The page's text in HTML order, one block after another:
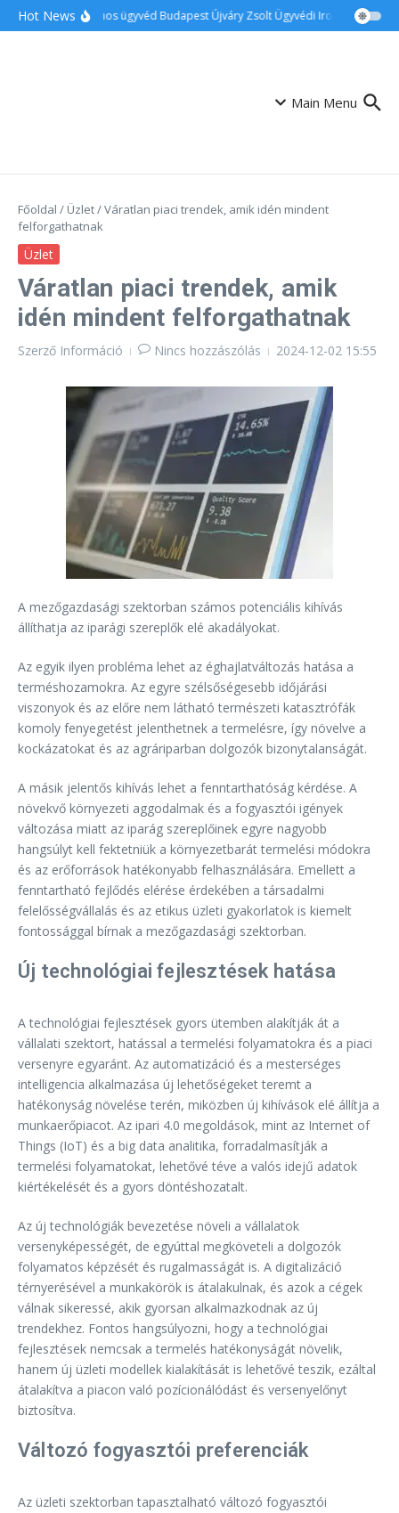
Ugrás a tartalomhoz
Hot NewsIngatlanos ügyvéd Budapest Újváry Zsolt Ügyvédi Iroda Családi
Main Menu
Főoldal / Üzlet/Váratlan piaci trendek, amik idén mindent
felforgathatnak
Üzlet
Váratlan piaci trendek, amik
idén mindent felforgathatnak
Szerző Információ Nincs hozzászólás 2024-12-02 15:55
A mezőgazdasági szektorban számos potenciális kihívás
állíthatja az iparági szereplők elé akadályokat.
Az egyik ilyen probléma lehet az éghajlatváltozás hatása a
terméshozamokra. Az egyre szélsőségesebb időjárási
viszonyok és az előre nem látható természeti katasztrófák
komoly fenyegetést jelenthetnek a termelésre, így növelve a
kockázatokat és az agráriparban dolgozók bizonytalanságát.
A másik jelentős kihívás lehet a fenntarthatóság kérdése. A
növekvő környezeti aggodalmak és a fogyasztói igények
változása miatt az iparág szereplőinek egyre nagyobb
hangsúlyt kell fektetniük a környezetbarát termelési módokra
és az erőforrások hatékonyabb felhasználására. Emellett a
fenntartható fejlődés elérése érdekében a társadalmi
felelősségvállalás és az etikus üzleti gyakorlatok is kiemelt
fontossággal bírnak a mezőgazdasági szektorban.
Új technológiai fejlesztések hatása
A technológiai fejlesztések gyors ütemben alakítják át a
vállalati szektort, hatással a termelési folyamatokra és a piaci
versenyre egyaránt. Az automatizáció és a mesterséges
intelligencia alkalmazása új lehetőségeket teremt a
hatékonyság növelése terén, miközben új kihívások elé állítja a
munkaerőpiacot. Az ipari 4.0 megoldások, mint az Internet of
Things (IoT) és a big data analitika, forradalmasítják a
termelési folyamatokat, lehetővé téve a valós idejű adatok
kiértékelését és a gyors döntéshozatalt.
Az új technológiák bevezetése növeli a vállalatok
versenyképességét, de egyúttal megköveteli a dolgozók
folyamatos képzését és rugalmasságát is. A digitalizáció
térnyerésével a munkakörök is átalakulnak, és azok a cégek
válnak sikeressé, akik gyorsan alkalmazkodnak az új
trendekhez. Fontos hangsúlyozni, hogy a technológiai
fejlesztések nemcsak a termelés hatékonyságát növelik,
hanem új üzleti modellek kialakítását is lehetővé teszik, ezáltal
átalakítva a piacon való pozícionálódást és versenyelőnyt
biztosítva.
Változó fogyasztói preferenciák
Az üzleti szektorban tapasztalható változó fogyasztói